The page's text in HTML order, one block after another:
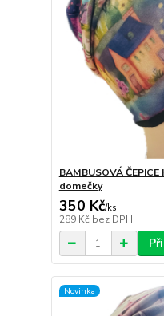
BAMBUSOVÁ
domečky
350 Kč/ks
289 Kč bez DPH
Novinka